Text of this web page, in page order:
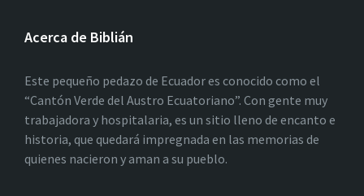
Acerca de Biblián
Este pequeño pedazo de Ecuador es conocido como el
“Cantón Verde del Austro Ecuatoriano”. Con gente muy
trabajadora y hospitalaria, es un sitio lleno de encanto e
historia, que quedará impregnada en las memorias de
quienes nacieron y aman a su pueblo.